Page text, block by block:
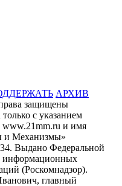
АРХИВ
защищены
с указанием
www.21mm.ru и имя
и Механизмы»
Выдано Федеральной
информационных
(Роскомнадзор).
главный